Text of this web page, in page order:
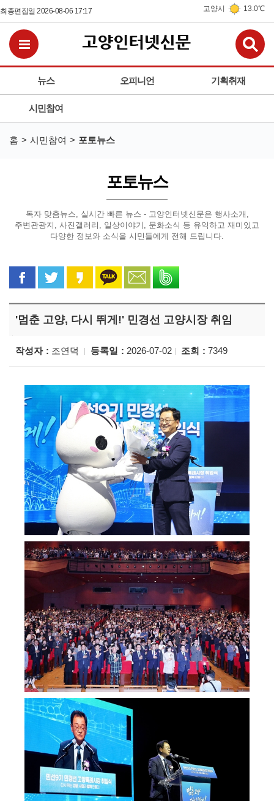
최종편집일 2026-08-06 17:17 고양시 13.0℃
뉴스 오피니언 기획취재
시민참여
전체메뉴보기
홈 시민참여 포토뉴스
포토뉴스
독자 맞춤뉴스, 실시간 빠른 뉴스 - 고양인터넷신문은 행사소개,
주변관광지, 사진갤러리, 일상이야기, 문화소식 등 유익하고 재미있고
다양한 정보와 소식을 시민들에게 전해 드립니다.
페이스북으로 공유
트위터로 공유카카오 스토리로 공유
카카오톡으로 공유
문자로 공유
'멈춘 고양, 다시 뛰게!' 민경선 고양시장 취임
작성자 조연덕 등록일 2026-07-02 조회 7349